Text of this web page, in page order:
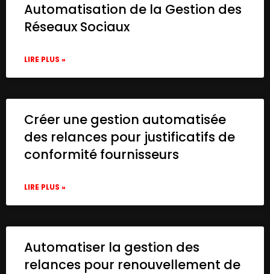
      "name": "Sticky Note1"
    {
"content": "## Write Cover
        "color": 4
"type": "n8n-nodes-
      "typeVersion": 1,
      "position": [
      ],
"id": "e58b4dbe-1740-4813-b2a9-
    {
      "parameters": {
Automatisation de la Gestion des
Réseaux Sociaux
LIRE PLUS »
Créer une gestion automatisée
des relances pour justificatifs de
conformité fournisseurs
LIRE PLUS »
Automatiser la gestion des
relances pour renouvellement de